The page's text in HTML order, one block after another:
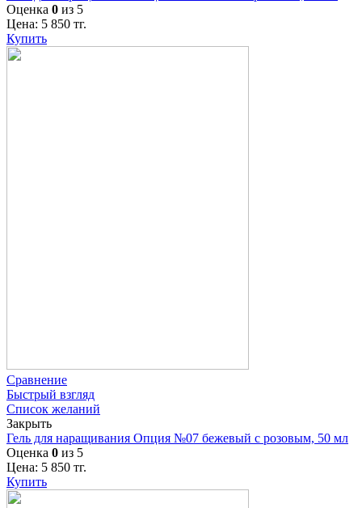
Оценка 0 из 5
Цена: 5 850 тг.
Купить
Сравнение
Быстрый взгляд
Список желаний
Закрыть
Гель для наращивания Опция №07 бежевый с розовым, 50 мл
Оценка 0 из 5
Цена: 5 850 тг.
Купить